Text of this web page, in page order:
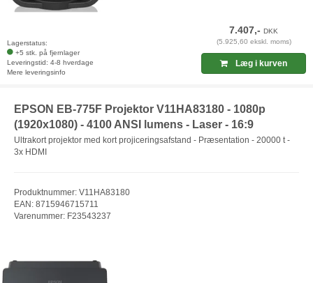
Lagerstatus:
+5 stk. på fjernlager
Leveringstid: 4-8 hverdage
Mere leveringsinfo
7.407,-DKK
(5.925,60 ekskl. moms)
Læg i kurven
EPSON EB-775F Projektor V11HA83180 - 1080p
(1920x1080) - 4100 ANSI lumens - Laser - 16:9
Ultrakort projektor med kort projiceringsafstand - Præsentation - 20000 t -
3x HDMI
Produktnummer: V11HA83180
EAN: 8715946715711
Varenummer: F23543237